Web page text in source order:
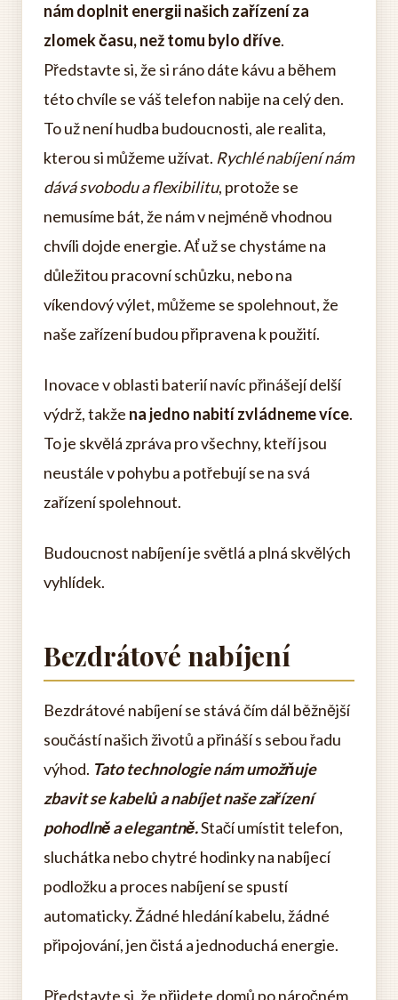
nám doplnit energii našich zařízení za
zlomek času, než tomu bylo dříve.
Představte si, že si ráno dáte kávu a během
této chvíle se váš telefon nabije na celý den.
To už není hudba budoucnosti, ale realita,
kterou si můžeme užívat. Rychlé nabíjení nám
dává svobodu a flexibilitu, protože se
nemusíme bát, že nám v nejméně vhodnou
chvíli dojde energie. Ať už se chystáme na
důležitou pracovní schůzku, nebo na
víkendový výlet, můžeme se spolehnout, že
naše zařízení budou připravena k použití.
Inovace v oblasti baterií navíc přinášejí delší
výdrž, takže na jedno nabití zvládneme více.
To je skvělá zpráva pro všechny, kteří jsou
neustále v pohybu a potřebují se na svá
zařízení spolehnout.
Budoucnost nabíjení je světlá a plná skvělých
vyhlídek.
Bezdrátové nabíjení
Bezdrátové nabíjení se stává čím dál běžnější
součástí našich životů a přináší s sebou řadu
výhod. Tato technologie nám umožňuje
zbavit se kabelů a nabíjet naše zařízení
pohodlně a elegantně.Stačí umístit telefon,
sluchátka nebo chytré hodinky na nabíjecí
podložku a proces nabíjení se spustí
automaticky. Žádné hledání kabelu, žádné
připojování, jen čistá a jednoduchá energie.
Představte si, že přijdete domů po náročném